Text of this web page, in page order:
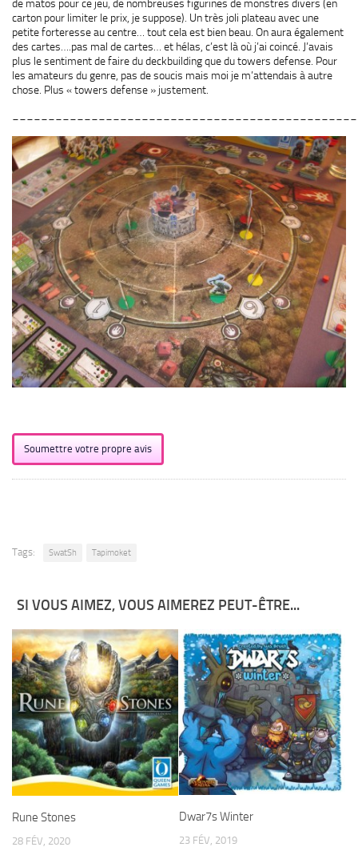
de matos pour ce jeu, de nombreuses figurines de monstres divers (en
carton pour limiter le prix, je suppose). Un très joli plateau avec une
petite forteresse au centre… tout cela est bien beau. On aura également
des cartes….pas mal de cartes… et hélas, c’est là où j’ai coincé. J’avais
plus le sentiment de faire du deckbuilding que du towers defense. Pour
les amateurs du genre, pas de soucis mais moi je m’attendais à autre
chose. Plus « towers defense » justement.
Soumettre votre propre avis
Tags: SwatSh Tapimoket
SI VOUS AIMEZ, VOUS AIMEREZ PEUT-ÊTRE...
Rune Stones
28 FÉV, 2020
Dwar7s Winter
23 FÉV, 2019